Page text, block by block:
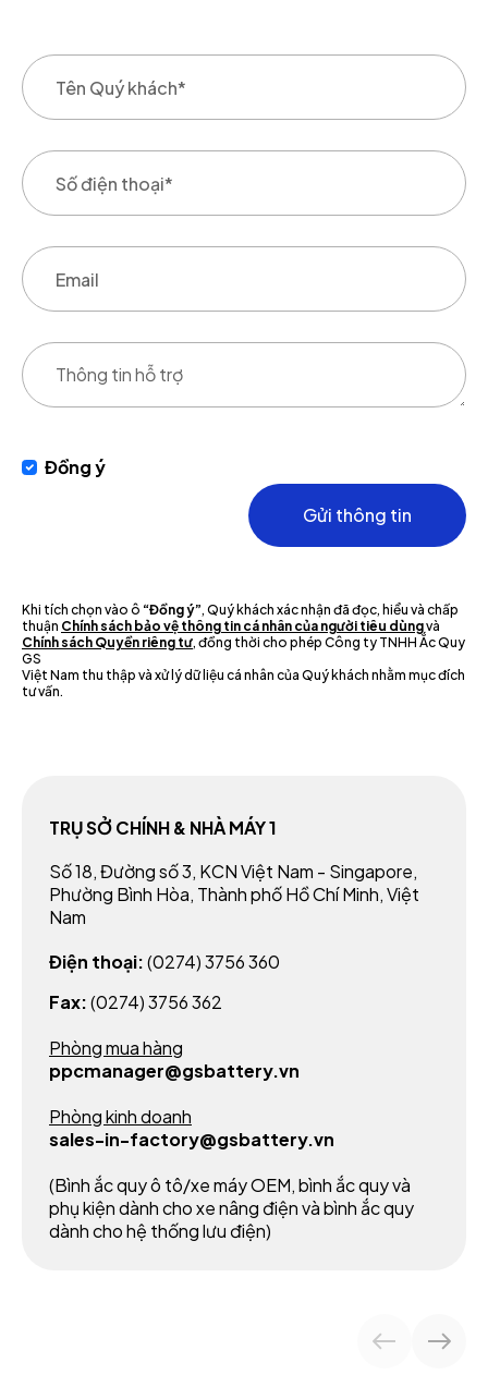
Đồng ý
Gửi thông tin
Khi tích chọn vào ô “Đồng ý”, Quý khách xác nhận đã đọc, hiểu và chấp
thuận Chính sách bảo vệ thông tin cá nhân của người tiêu dùngvà
Chính sách Quyền riêng tư, đồng thời cho phép Công ty TNHH Ắc Quy
GS
Việt Nam thu thập và xử lý dữ liệu cá nhân của Quý khách nhằm mục đích
tư vấn.
TRỤ SỞ CHÍNH & NHÀ MÁY 1
Số 18, Đường số 3, KCN Việt Nam - Singapore,
Phường Bình Hòa, Thành phố Hồ Chí Minh, Việt
Nam
Điện thoại:(0274) 3756 360
Fax:(0274) 3756 362
Phòng mua hàng
ppcmanager@gsbattery.vn
Phòng kinh doanh
sales-in-factory@gsbattery.vn
(Bình ắc quy ô tô/xe máy OEM, bình ắc quy và
phụ kiện dành cho xe nâng điện và bình ắc quy
dành cho hệ thống lưu điện)